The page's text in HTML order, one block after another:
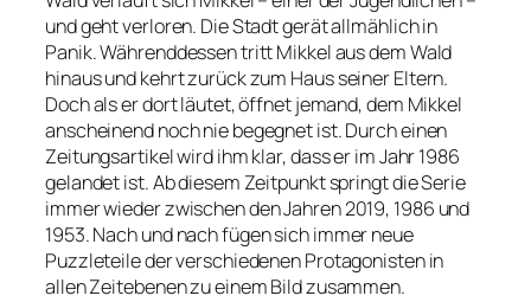
und geht verloren. Die Stadt gerät allmählich in
Panik. Währenddessen tritt Mikkel aus dem Wald
hinaus und kehrt zurück zum Haus seiner Eltern.
Doch als er dort läutet, öffnet jemand, dem Mikkel
anscheinend noch nie begegnet ist. Durch einen
Zeitungsartikel wird ihm klar, dass er im Jahr 1986
gelandet ist. Ab diesem Zeitpunkt springt die Serie
immer wieder zwischen den Jahren 2019, 1986 und
1953. Nach und nach fügen sich immer neue
Puzzleteile der verschiedenen Protagonisten in
allen Zeitebenen zu einem Bild zusammen.